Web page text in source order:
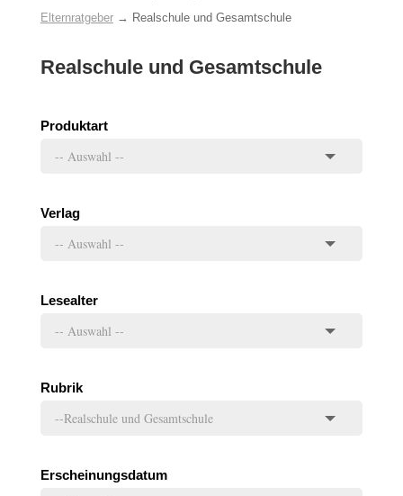
Elternratgeber→ Realschule und Gesamtschule
Realschule und Gesamtschule
Produktart
Verlag
Lesealter
Rubrik
Erscheinungsdatum